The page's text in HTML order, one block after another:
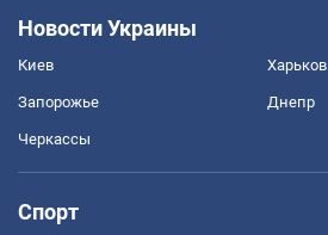
Новости Украины
Киев Харьков
Запорожье Днепр
Черкассы
Спорт